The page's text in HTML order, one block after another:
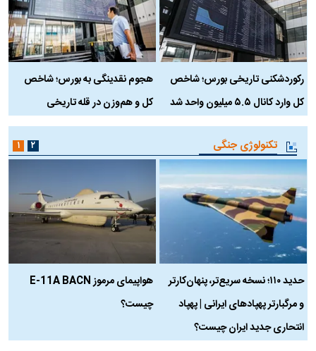
رکوردشکنی تاریخی بورس؛ شاخص
کل وارد کانال ۵.۵ میلیون واحد شد
هجوم نقدینگی به بورس؛ شاخص
کل و هم‌وزن در قله تاریخی
تکنولوژی جنگی
حدید ۱۱۰؛ نسخه سریع‌تر، پنهان‌کارتر
و مرگبارتر پهپادهای ایرانی | پهپاد
انتحاری جدید ایران چیست؟
هواپیمای مرموز E-11A BACN
چیست؟
۱ ۲